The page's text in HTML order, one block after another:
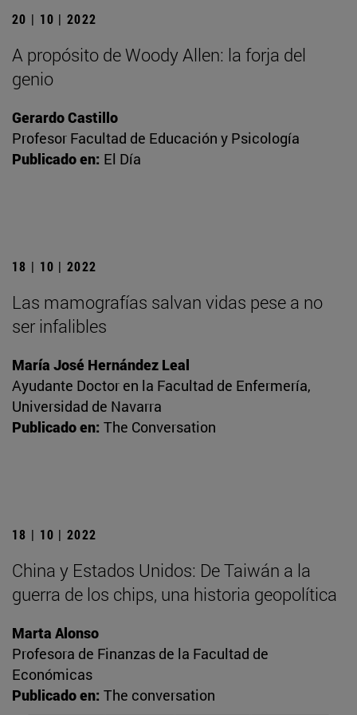
20 | 10 | 2022
A propósito de Woody Allen: la forja del
genio
Gerardo Castillo
Profesor Facultad de Educación y Psicología
Publicado en: El Día
18 | 10 | 2022
Las mamografías salvan vidas pese a no
ser infalibles
María José Hernández Leal
Ayudante Doctor en la Facultad de Enfermería,
Universidad de Navarra
Publicado en: The Conversation
18 | 10 | 2022
China y Estados Unidos: De Taiwán a la
guerra de los chips, una historia geopolítica
Marta Alonso
Profesora de Finanzas de la Facultad de
Económicas
Publicado en: The conversation